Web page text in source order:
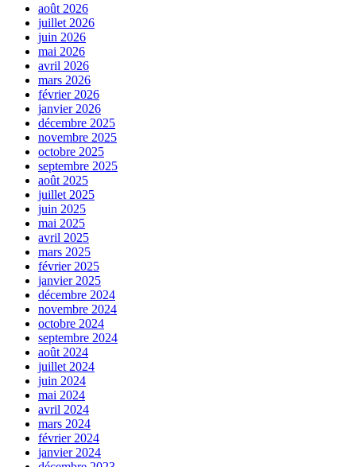
août 2026
juillet 2026
juin 2026
mai 2026
avril 2026
mars 2026
février 2026
janvier 2026
décembre 2025
novembre 2025
octobre 2025
septembre 2025
août 2025
juillet 2025
juin 2025
mai 2025
avril 2025
mars 2025
février 2025
janvier 2025
décembre 2024
novembre 2024
octobre 2024
septembre 2024
août 2024
juillet 2024
juin 2024
mai 2024
avril 2024
mars 2024
février 2024
janvier 2024